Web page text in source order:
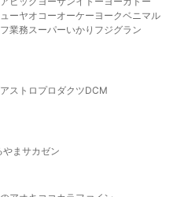
ーヤオコーオーケー ヨークベニマル
業務スーパーいかり フジグラン
アストロプロダクツDCM
やま サカゼン